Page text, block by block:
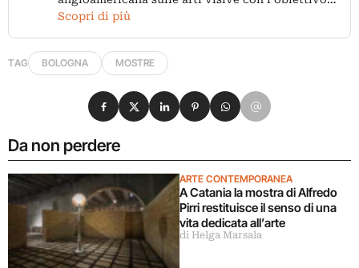
Scopri di più
TAG BOLOGNA MOSTRE
Da non perdere
ARTE CONTEMPORANEA
A Catania la mostra di Alfredo
Pirri restituisce il senso di una
vita dedicata all’arte
di Helga Marsala
Condividi su Facebook
Condividi su X
Condividi su LinkedIn
Condividi su Pinterest
Condividi su WhatsApp
Condividi su Email